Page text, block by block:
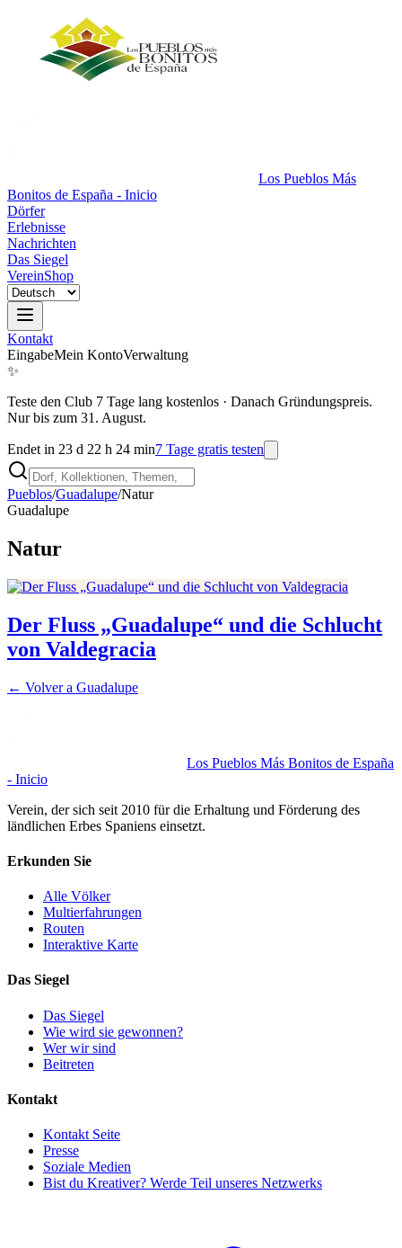
Los Pueblos Más
Bonitos de España - Inicio
Dörfer
Erlebnisse
Nachrichten
Das Siegel
VereinShop
Kontakt
EingabeMein KontoVerwaltung
✨
Teste den Club 7 Tage lang kostenlos · Danach Gründungspreis.
Nur bis zum 31. August.
Endet in 23 d 22 h 24 min7 Tage gratis testen
Pueblos/Guadalupe/Natur
Guadalupe
Natur
Der Fluss „Guadalupe“ und die Schlucht
von Valdegracia
← Volver a Guadalupe
Los Pueblos Más Bonitos de España
- Inicio
Verein, der sich seit 2010 für die Erhaltung und Förderung des
ländlichen Erbes Spaniens einsetzt.
Erkunden Sie
Alle Völker
Multierfahrungen
Routen
Interaktive Karte
Das Siegel
Das Siegel
Wie wird sie gewonnen?
Wer wir sind
Beitreten
Kontakt
Kontakt Seite
Presse
Soziale Medien
Bist du Kreativer? Werde Teil unseres Netzwerks